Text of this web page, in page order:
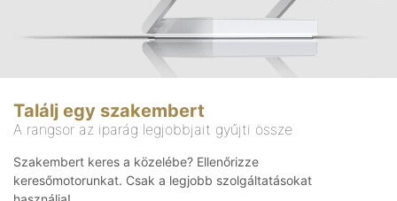
Találj egy szakembert
A rangsor az iparág legjobbjait gyűjti össze
Szakembert keres a közelébe? Ellenőrizze
keresőmotorunkat. Csak a legjobb szolgáltatásokat